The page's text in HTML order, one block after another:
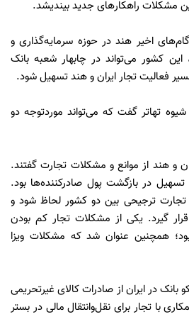
مشکلات راهکارهای جدید بیندیشد.
اخیر هند در حوزه سرمایه‌گذاری و
این کشور می‌تواند در چابهار شعبه بانک
فعالیت تجار ایران و هند تسهیل شود.
تهاتر گفت که می‌تواند موردتوجه دو
و هند از موانع و مشکلات تجارت گفتند.
در بازگشت پول صادرکننده‌ها بود.
ترجیحی بین دو کشور لحاظ شود و
گیرد. یکی از مشکلات تجار کم بودن
همچنین عنوان شد که مشکلات ویزا
بانک در ایران از صادرات کالای غیرتحریمی
با تجار برای نقل‌وانتقال مالی در بستر